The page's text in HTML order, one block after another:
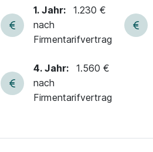
1. Jahr:
1.230 €
nach
Firmentarifvertrag
4. Jahr:
1.560 €
nach
Firmentarifvertrag